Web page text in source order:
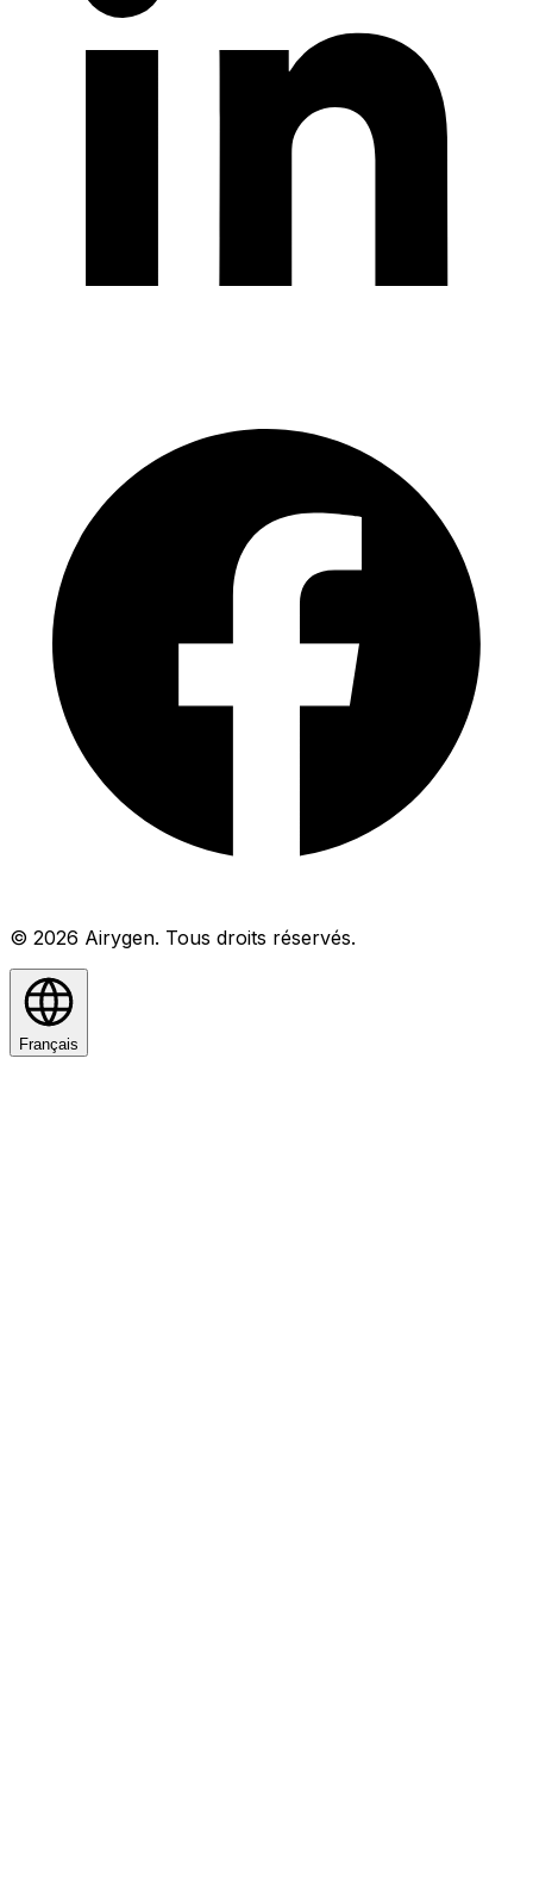
© 2026 Airygen. Tous droits réservés.
Français